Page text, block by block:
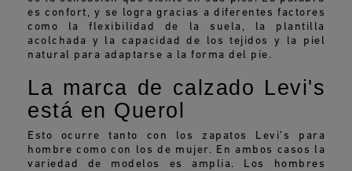
es confort, y se logra gracias a diferentes factores
como la flexibilidad de la suela, la plantilla
acolchada y la capacidad de los tejidos y la piel
natural para adaptarse a la forma del pie.
La marca de calzado Levi's
está en Querol
Esto ocurre tanto con los zapatos Levi’s para
hombre como con los de mujer. En ambos casos la
variedad de modelos es amplia. Los hombres